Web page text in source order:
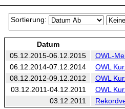
Sortierung:
Datum
05.12.2015-06.12.2015
OWL-
06.12.2014-07.12.2014
OWL
08.12.2012-09.12.2012
OWL
03.12.2011-04.12.2011
OWL
03.12.2011